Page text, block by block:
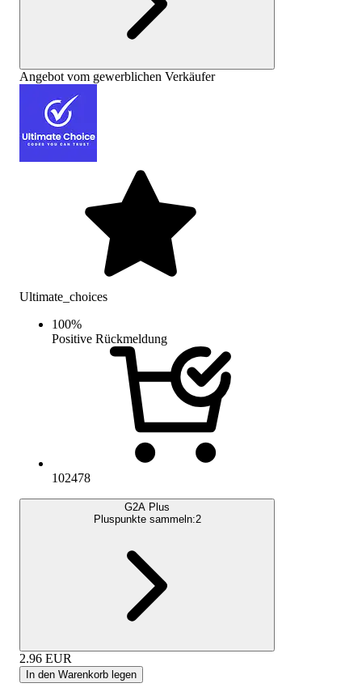
Angebot vom gewerblichen Verkäufer
Ultimate_choices
100%
Positive Rückmeldung
102478
G2A Plus
Pluspunkte sammeln:2
2.96 EUR
In den Warenkorb legen